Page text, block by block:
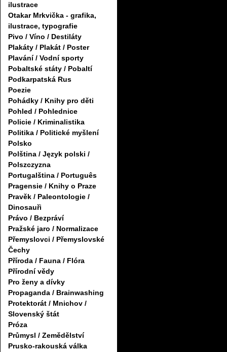
ilustrace
Otakar Mrkvička - grafika,
ilustrace, typografie
Pivo / Víno / Destiláty
Plakáty / Plakát / Poster
Plavání / Vodní sporty
Pobaltské státy / Pobaltí
Podkarpatská Rus
Poezie
Pohádky / Knihy pro děti
Pohled / Pohlednice
Policie / Kriminalistika
Politika / Politické myšlení
Polsko
Polština / Język polski /
Polszczyzna
Portugalština / Português
Pragensie / Knihy o Praze
Pravěk / Paleontologie /
Dinosauři
Právo / Bezpráví
Pražské jaro / Normalizace
Přemyslovci / Přemyslovské
Čechy
Příroda / Fauna / Flóra
Přírodní vědy
Pro ženy a dívky
Propaganda / Brainwashing
Protektorát / Mnichov /
Slovenský štát
Próza
Průmysl / Zemědělství
Prusko-rakouská válka